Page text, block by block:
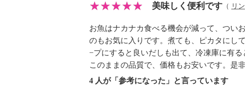
・なし
美味しく便利です （ リン
お魚はナカナカ食べる機会が減って、つい
のもお気に入りです。煮ても、ピカタにし
−プにすると良いだしも出て、冷凍庫に有る
このままの品質で、価格もお安いです。是
4 人が「参考になった」と言っています